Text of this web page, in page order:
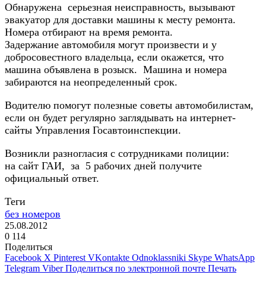
Обнаружена серьезная неисправность, вызывают
эвакуатор для доставки машины к месту ремонта.
Номера отбирают на время ремонта.
Задержание автомобиля могут произвести и у
добросовестного владельца, если окажется, что
машина объявлена в розыск. Машина и номера
забираются на неопределенный срок.
Водителю помогут полезные советы автомобилистам,
если он будет регулярно заглядывать на интернет-
сайты Управления Госавтоинспекции.
Возникли разногласия с сотрудниками полиции:
на сайт ГАИ, за 5 рабочих дней получите
официальный ответ.
Теги
без номеров
25.08.2012
0 114
Поделиться
Facebook X Pinterest VKontakte Odnoklassniki Skype WhatsApp
Telegram Viber Поделиться по электронной почте Печать